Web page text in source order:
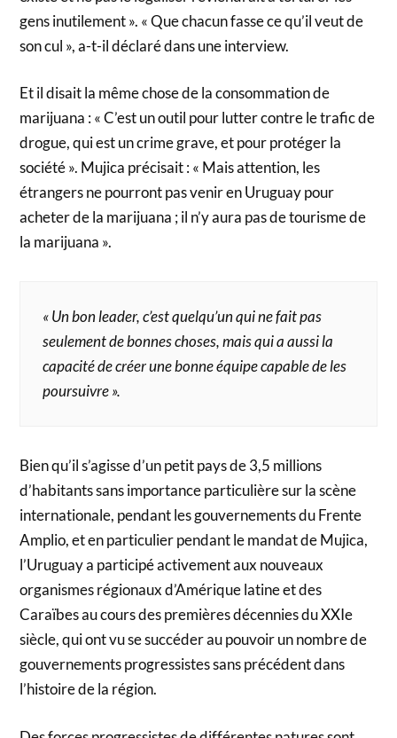
gens inutilement ». « Que chacun fasse ce qu’il veut de
son cul », a-t-il déclaré dans une interview.
Et il disait la même chose de la consommation de
marijuana : « C’est un outil pour lutter contre le trafic de
drogue, qui est un crime grave, et pour protéger la
société ». Mujica précisait : « Mais attention, les
étrangers ne pourront pas venir en Uruguay pour
acheter de la marijuana ; il n’y aura pas de tourisme de
la marijuana ».
« Un bon leader, c’est quelqu’un qui ne fait pas
seulement de bonnes choses, mais qui a aussi la
capacité de créer une bonne équipe capable de les
poursuivre ».
Bien qu’il s’agisse d’un petit pays de 3,5 millions
d’habitants sans importance particulière sur la scène
internationale, pendant les gouvernements du Frente
Amplio, et en particulier pendant le mandat de Mujica,
l’Uruguay a participé activement aux nouveaux
organismes régionaux d’Amérique latine et des
Caraïbes au cours des premières décennies du XXIe
siècle, qui ont vu se succéder au pouvoir un nombre de
gouvernements progressistes sans précédent dans
l’histoire de la région.